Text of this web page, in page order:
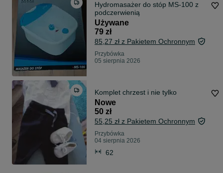
Hydromasażer do stóp MS-100 z
podczerwienią
Używane
79 zł
85,27 zł z Pakietem Ochronnym
Przybówka
05 sierpnia 2026
Komplet chrzest i nie tylko
Nowe
50 zł
55,25 zł z Pakietem Ochronnym
Przybówka
04 sierpnia 2026
62